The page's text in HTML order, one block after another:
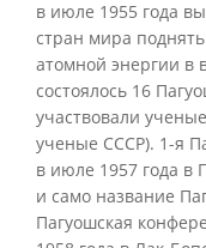
в июле 1955 года
стран мира
атомной энергии в
состоялось 16
участвовали
ученые СССР). 1-я
в июле 1957 года в
и само название
Пагуошская